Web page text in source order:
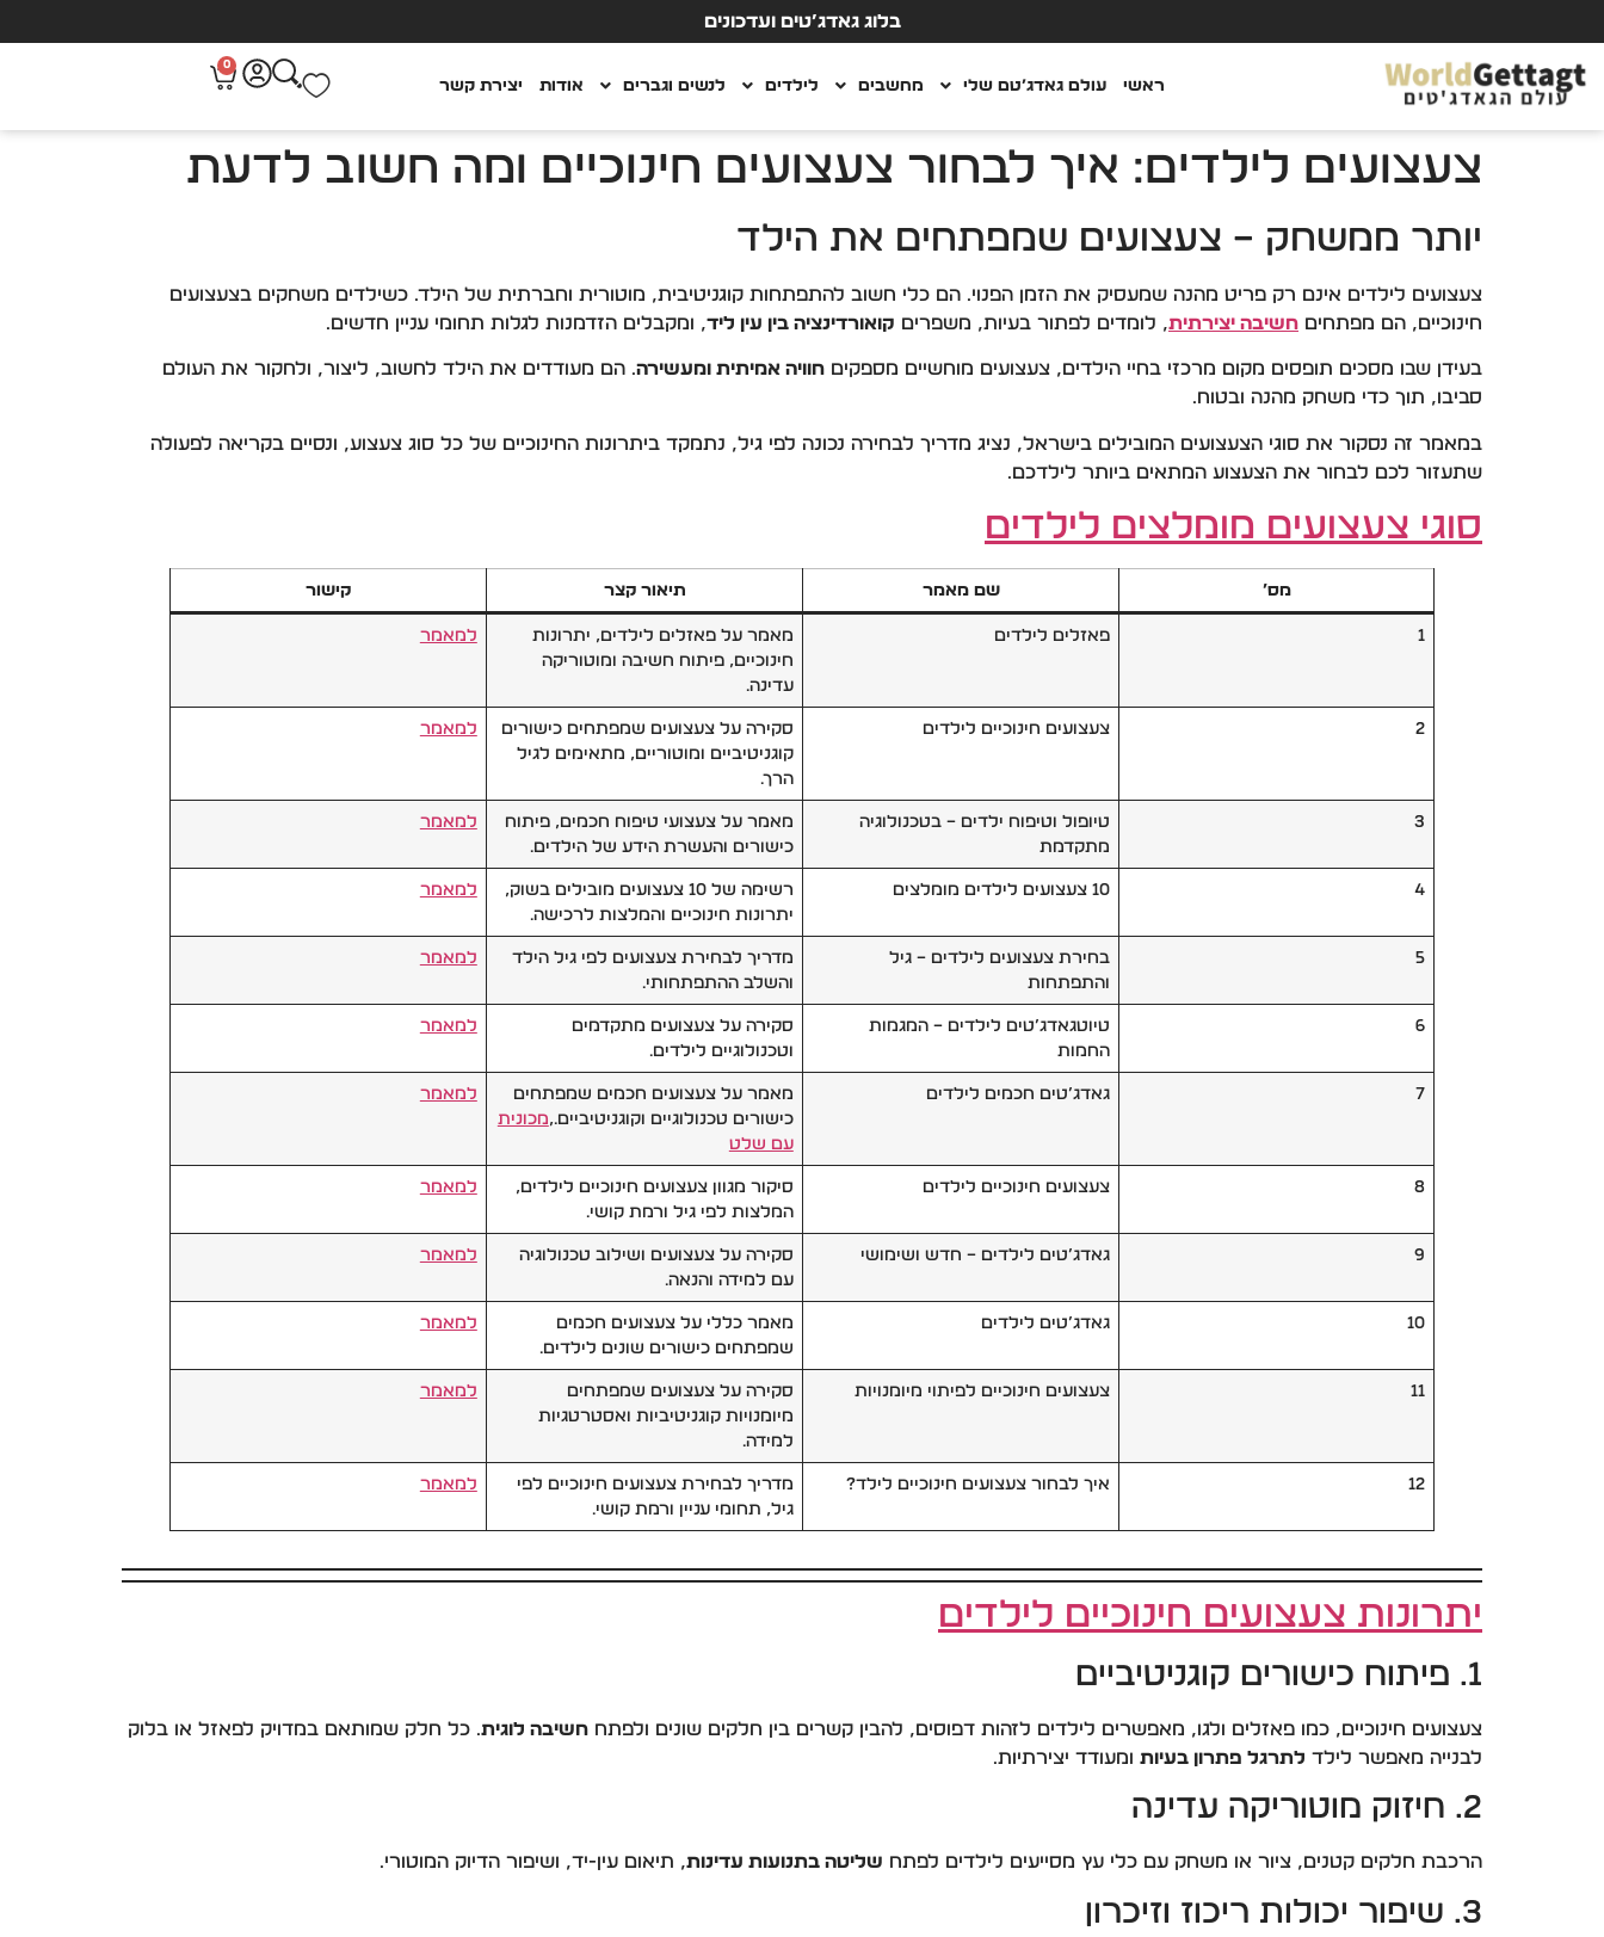
בלוג גאדג’טים ועדכונים
ראשי עולם גאדג’טם שלי מחשבים לילדים לנשים וגברים אודות יצירת קשר
0
צעצועים לילדים: איך לבחור צעצועים חינוכיים ומה חשוב לדעת
יותר ממשחק – צעצועים שמפתחים את הילד
צעצועים לילדים אינם רק פריט מהנה שמעסיק את הזמן הפנוי. הם כלי חשוב להתפתחות קוגניטיבית, מוטורית וחברתית של הילד. כשילדים משחקים בצעצועים
חינוכיים, הם מפתחים חשיבה יצירתית, לומדים לפתור בעיות, משפרים קואורדינציה בין עין ליד, ומקבלים הזדמנות לגלות תחומי עניין חדשים.
בעידן שבו מסכים תופסים מקום מרכזי בחיי הילדים, צעצועים מוחשיים מספקים חוויה אמיתית ומעשירה. הם מעודדים את הילד לחשוב, ליצור, ולחקור את העולם
סביבו, תוך כדי משחק מהנה ובטוח.
במאמר זה נסקור את סוגי הצעצועים המובילים בישראל, נציג מדריך לבחירה נכונה לפי גיל, נתמקד ביתרונות החינוכיים של כל סוג צעצוע, ונסיים בקריאה לפעולה
שתעזור לכם לבחור את הצעצוע המתאים ביותר לילדכם.
סוגי צעצועים מומלצים לילדים
מס’ שם מאמר תיאור קצר קישור
1 פאזלים לילדים
מאמר על פאזלים לילדים, יתרונות
חינוכיים, פיתוח חשיבה ומוטוריקה
עדינה.
למאמר
2 צעצועים חינוכיים לילדים
סקירה על צעצועים שמפתחים כישורים
קוגניטיביים ומוטוריים, מתאימים לגיל
הרך.
למאמר
3
טיופול וטיפוח ילדים – בטכנולוגיה
מתקדמת
מאמר על צעצועי טיפוח חכמים, פיתוח
כישורים והעשרת הידע של הילדים.
למאמר
4 10 צעצועים לילדים מומלצים
רשימה של 10 צעצועים מובילים בשוק,
יתרונות חינוכיים והמלצות לרכישה.
למאמר
5
בחירת צעצועים לילדים – גיל
והתפתחות
מדריך לבחירת צעצועים לפי גיל הילד
והשלב ההתפתחותי.
למאמר
6
טיוטגאדג’טים לילדים – המגמות
החמות
סקירה על צעצועים מתקדמים
וטכנולוגיים לילדים.
למאמר
7 גאדג’טים חכמים לילדים
מאמר על צעצועים חכמים שמפתחים
כישורים טכנולוגיים וקוגניטיביים.,מכונית
עם שלט
למאמר
8 צעצועים חינוכיים לילדים
סיקור מגוון צעצועים חינוכיים לילדים,
המלצות לפי גיל ורמת קושי.
למאמר
9 גאדג’טים לילדים – חדש ושימושי
סקירה על צעצועים ושילוב טכנולוגיה
עם למידה והנאה.
למאמר
10 גאדג’טים לילדים
מאמר כללי על צעצועים חכמים
שמפתחים כישורים שונים לילדים.
למאמר
11 צעצועים חינוכיים לפיתוי מיומנויות
סקירה על צעצועים שמפתחים
מיומנויות קוגניטיביות ואסטרטגיות
למידה.
למאמר
12 איך לבחור צעצועים חינוכיים לילד?
מדריך לבחירת צעצועים חינוכיים לפי
גיל, תחומי עניין ורמת קושי.
למאמר
יתרונות צעצועים חינוכיים לילדים
1. פיתוח כישורים קוגניטיביים
צעצועים חינוכיים, כמו פאזלים ולגו, מאפשרים לילדים לזהות דפוסים, להבין קשרים בין חלקים שונים ולפתח חשיבה לוגית. כל חלק שמותאם במדויק לפאזל או בלוק
לבנייה מאפשר לילד לתרגל פתרון בעיות ומעודד יצירתיות.
2. חיזוק מוטוריקה עדינה
הרכבת חלקים קטנים, ציור או משחק עם כלי עץ מסייעים לילדים לפתח שליטה בתנועות עדינות, תיאום עין-יד, ושיפור הדיוק המוטורי.
3. שיפור יכולות ריכוז וזיכרון